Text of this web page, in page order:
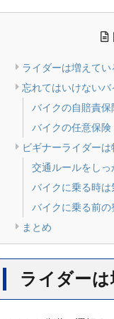
ライダーは増えてい
忘れてはいけない
バイクの自賠責保
バイクの任意保険
ビギナーライダーは
交通ルールをしっ
バイクに乗る時は
バイクに乗る前の
まとめ
ライダー